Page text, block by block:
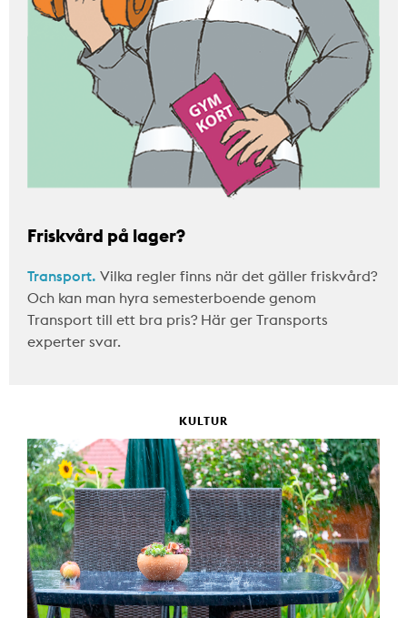
Friskvård på lager?
Transport. Vilka regler finns när det gäller friskvård?
Och kan man hyra semesterboende genom
Transport till ett bra pris? Här ger Transports
experter svar.
KULTUR